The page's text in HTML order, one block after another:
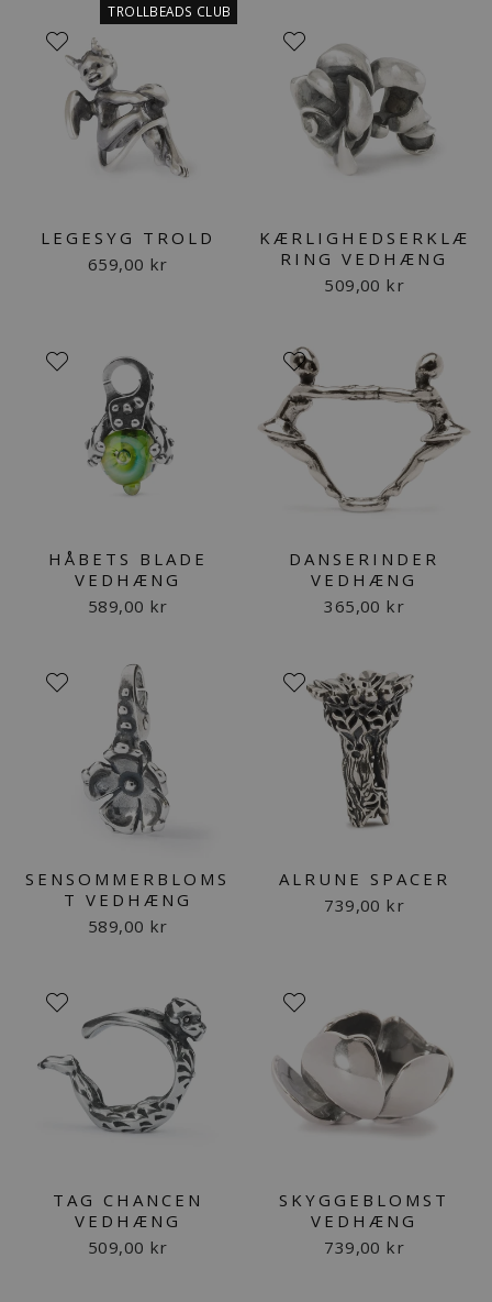
TROLLBEADS CLUB
LEGESYG TROLD
659,00 kr
KÆRLIGHEDSERKLÆ
RING VEDHÆNG
509,00 kr
HÅBETS BLADE
VEDHÆNG
589,00 kr
DANSERINDER
VEDHÆNG
365,00 kr
SENSOMMERBLOMS
T VEDHÆNG
589,00 kr
ALRUNE SPACER
739,00 kr
TAG CHANCEN
VEDHÆNG
509,00 kr
SKYGGEBLOMST
VEDHÆNG
739,00 kr